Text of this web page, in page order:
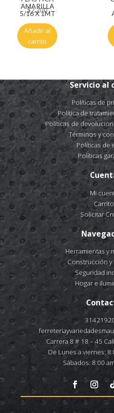
AMARILLA
5/16 X 1MT
$2.200
Añadir al
carrito
Servicio al
Políticas de
Política de
Políticas de
Términos y
Políticas de
Políticas
Mi
Carrito
Solicitar
Herramientas y
Construcción y
Seguridad
Hogar e
Carrera 8 # 18 – 45
De Lunes a viernes:
Sábados: 8:00